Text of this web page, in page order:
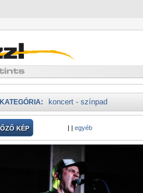
KATEGÓRIA: koncert - színpad
KÉP | | egyéb